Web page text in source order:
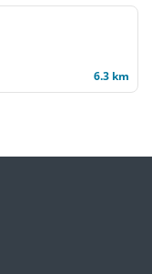
6.3 km